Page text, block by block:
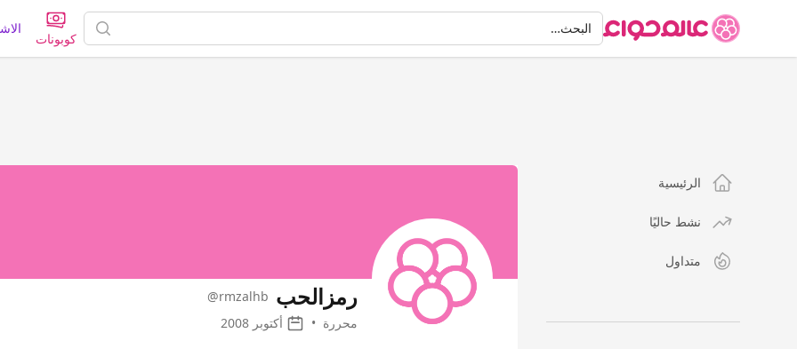
البحثالبحث…
كوبونات
الرئيسية
نشط حاليًا
متداول
رمزالحب @rmzalhb
محررة • أكتوبر 2008